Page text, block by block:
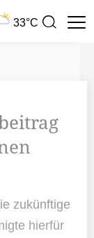
33°C
Suchbegriff
zukünftige
hierfür